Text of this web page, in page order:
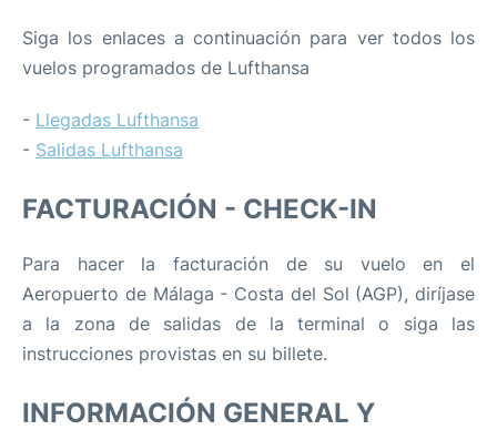
Siga los enlaces a continuación para ver todos los
vuelos programados de Lufthansa
- Llegadas Lufthansa
- Salidas Lufthansa
FACTURACIÓN - CHECK-IN
Para hacer la facturación de su vuelo en el
Aeropuerto de Málaga - Costa del Sol (AGP), diríjase
a la zona de salidas de la terminal o siga las
instrucciones provistas en su billete.
INFORMACIÓN GENERAL Y